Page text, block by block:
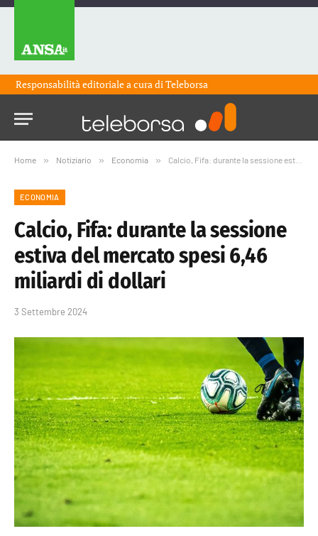
Responsabilità editoriale a cura diTeleborsa
Home » Notiziario » Economia » Calcio, Fifa: durante la sessione estiva del mercato spesi 6,46 miliardi di dollari
ECONOMIA
Calcio, Fifa: durante la sessione
estiva del mercato spesi 6,46
miliardi di dollari
3 Settembre 2024